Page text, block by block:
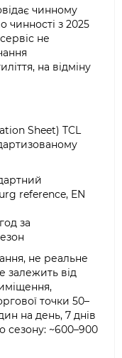
чинному
з 2025
не
на відміну
Sheet) TCL
reference, EN
за
не реальне
залежить від
точки 50–
на день, 7 днів
сезону: ~600–900